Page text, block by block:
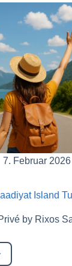
7. Februar 2026
Island
by Rixos